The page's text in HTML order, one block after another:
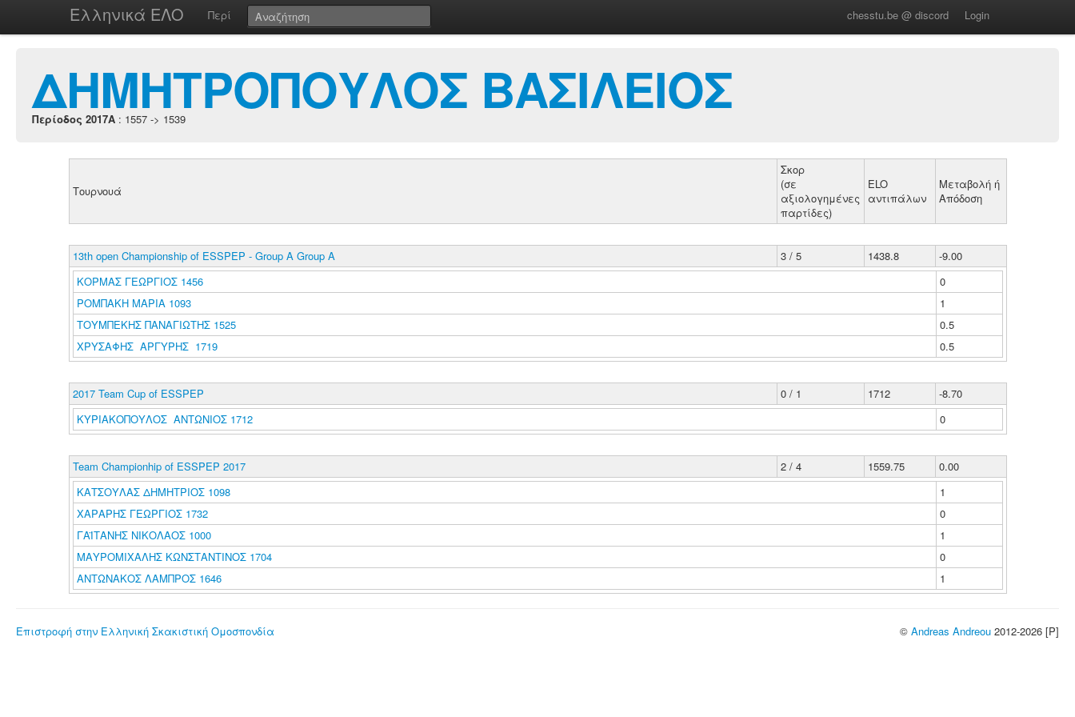
Ελληνικά ΕΛΟ Περί chesstu.be @ discord Login
ΔΗΜΗΤΡΟΠΟΥΛΟΣ ΒΑΣΙΛΕΙΟΣ
Περίοδος 2017A : 1557 -> 1539
Τουρνουά
Σκορ
(σε
αξιολογημένες
παρτίδες)
ELO
αντιπάλων
Μεταβολή ή
Απόδοση
13th open Championship of ESSPEP - Group A Group A 3 / 5 1438.8
-9.00
ΚΟΡΜΑΣ ΓΕΩΡΓΙΟΣ 1456
0
ΡΟΜΠΑΚΗ ΜΑΡΙΑ 1093
1
ΤΟΥΜΠΕΚΗΣ ΠΑΝΑΓΙΩΤΗΣ 1525
0.5
ΧΡΥΣΑΦΗΣ ΑΡΓΥΡΗΣ 1719
0.5
2017 Team Cup of ESSPEP 0 / 1 1712
-8.70
ΚΥΡΙΑΚΟΠΟΥΛΟΣ ΑΝΤΩΝΙΟΣ 1712
0
Team Championhip of ESSPEP 2017 2 / 4 1559.75
0.00
ΚΑΤΣΟΥΛΑΣ ΔΗΜΗΤΡΙΟΣ 1098
1
ΧΑΡΑΡΗΣ ΓΕΩΡΓΙΟΣ 1732
0
ΓΑΪΤΑΝΗΣ ΝΙΚΟΛΑΟΣ 1000
1
ΜΑΥΡΟΜΙΧΑΛΗΣ ΚΩΝΣΤΑΝΤΙΝΟΣ 1704
0
ΑΝΤΩΝΑΚΟΣ ΛΑΜΠΡΟΣ 1646
1
Επιστροφή στην Ελληνική Σκακιστική Ομοσπονδία © Andreas Andreou 2012-2026 [P]